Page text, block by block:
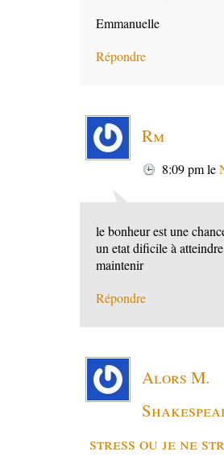
Emmanuelle
Répondre
Rm
8:09 pmle
le bonheur est une
un etat dificile à
maintenir
Répondre
Alors M.
stress ou je ne